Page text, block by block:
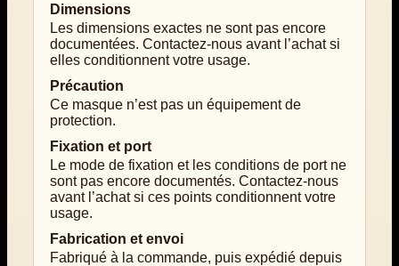
Dimensions
Les dimensions exactes ne sont pas encore
documentées. Contactez-nous avant l’achat si
elles conditionnent votre usage.
Précaution
Ce masque n’est pas un équipement de
protection.
Fixation et port
Le mode de fixation et les conditions de port ne
sont pas encore documentés. Contactez-nous
avant l’achat si ces points conditionnent votre
usage.
Fabrication et envoi
Fabriqué à la commande, puis expédié depuis